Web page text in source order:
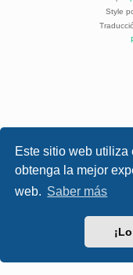
Este sitio web
obtenga la mejor
web. Saber más
Style